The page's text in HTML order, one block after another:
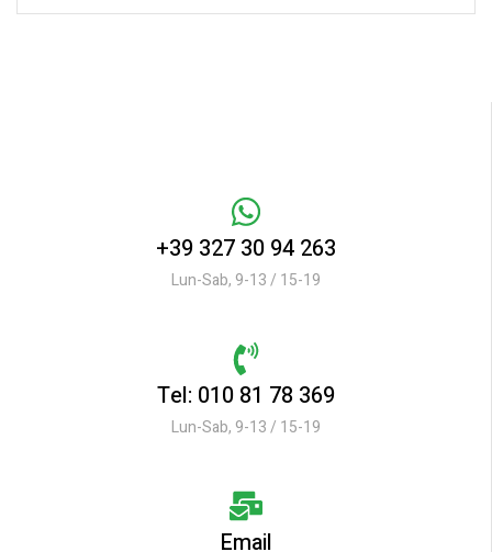
+39 327 30 94 263
Lun-Sab, 9-13 / 15-19
Tel: 010 81 78 369
Lun-Sab, 9-13 / 15-19
Email